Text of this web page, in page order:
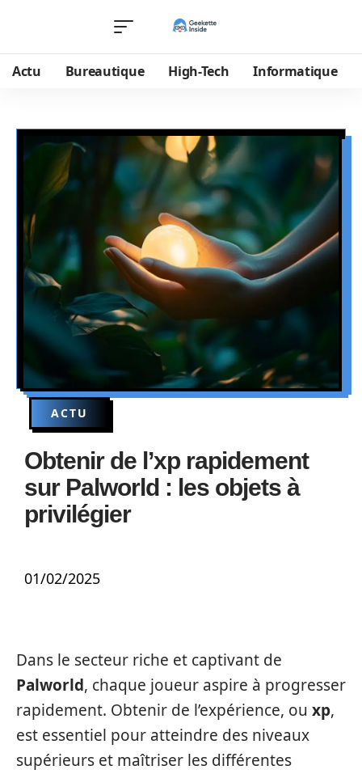
Actu Bureautique High-Tech Informatique
ACTU
Obtenir de l’xp rapidement
sur Palworld : les objets à
privilégier
01/02/2025
Dans le secteur riche et captivant de
Palworld, chaque joueur aspire à progresser
rapidement. Obtenir de l’expérience, ou xp,
est essentiel pour atteindre des niveaux
supérieurs et maîtriser les différentes